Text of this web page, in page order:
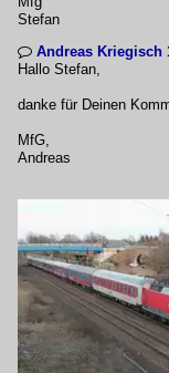
Stefan
 Andreas Kriegisch
Hallo Stefan,
danke für Deinen
MfG,
Andreas